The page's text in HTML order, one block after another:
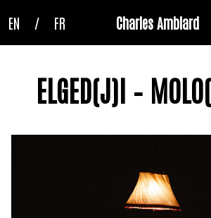
Charles Amblard
EN / FR
ELGED(J)I –